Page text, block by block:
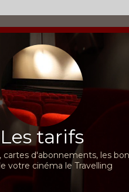
Les tarifs
cartes d'abonnements, les
votre cinéma le Travelling